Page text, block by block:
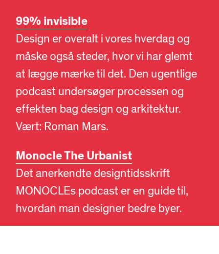
DA EN
99% invisible
Design er overalt i vores hverdag og
måske også steder, hvor vi har glemt
at lægge mærke til det. Den ugentlige
podcast undersøger processen og
effekten bag design og arkitektur.
Vært: Roman Mars.
Monocle The Urbanist
Det anerkendte designtidsskrift
MONOCLEs podcast er en guide til,
hvordan man designer bedre byer.